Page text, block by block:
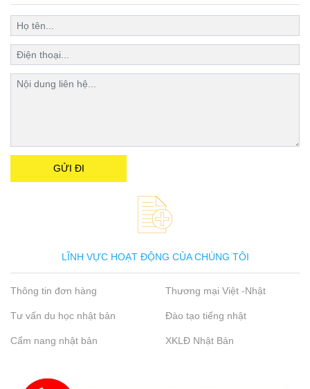
LĨNH VỰC HOẠT ĐỘNG CỦA CHÚNG TÔI
Thông tin đơn hàng Thương mại Việt -Nhật
Tư vấn du học nhật bản Đào tạo tiếng nhật
Cẩm nang nhật bản XKLĐ Nhật Bản